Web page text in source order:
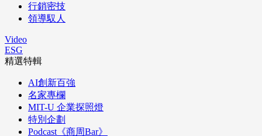
行銷密技
領導馭人
Video
ESG
精選特輯
AI創新百強
名家專欄
MIT-U 企業探照燈
特別企劃
Podcast《商周Bar》